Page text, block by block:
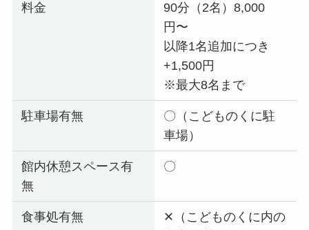
料金
90分（2名）8,000
円〜
以降1名追加につき
+1,500円
※最大8名まで
駐車場有無
〇（こどものくに駐
車場）
館内休憩スペース有
無
〇
食事処有無
✕（こどものくに内の